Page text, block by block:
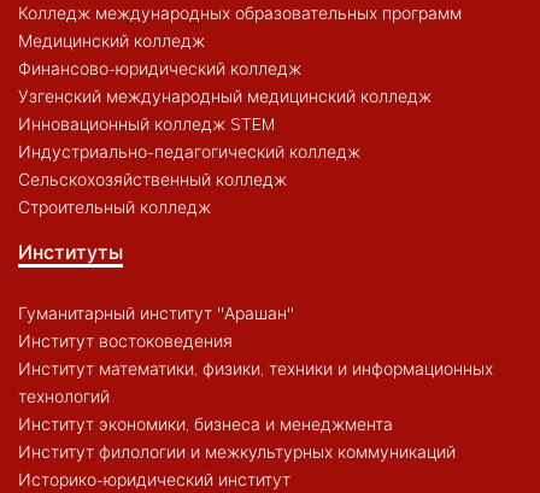
Колледж международных образовательных программ
Медицинский колледж
Финансово-юридический колледж
Узгенский международный медицинский колледж
Инновационный колледж STEM
Индустриально-педагогический колледж
Сельскохозяйственный колледж
Строительный колледж
Институты
Гуманитарный институт "Арашан"
Институт востоковедения
Институт математики, физики, техники и информационных
технологий
Институт экономики, бизнеса и менеджмента
Институт филологии и межкультурных коммуникаций
Историко-юридический институт